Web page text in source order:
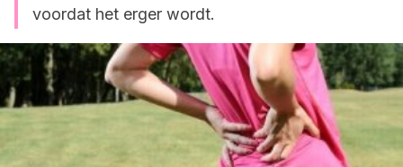
voordat het erger wordt.